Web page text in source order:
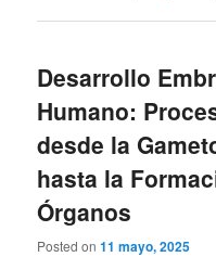
Desarrollo
Humano:
desde la
hasta la
Órganos
Posted on11 mayo, 2025